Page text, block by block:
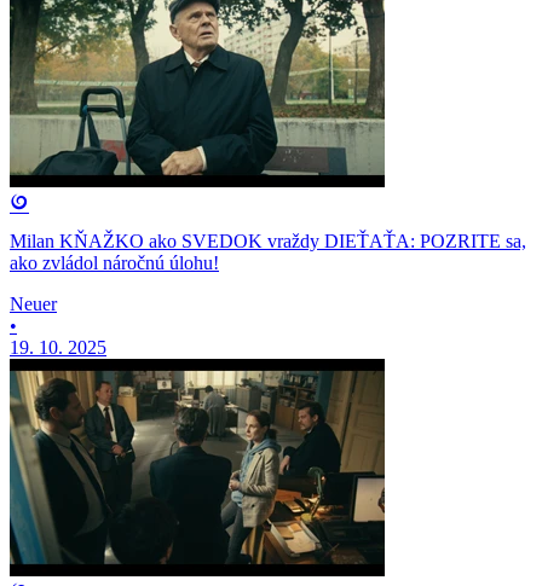
Milan KŇAŽKO ako SVEDOK vraždy DIEŤAŤA: POZRITE sa,
ako zvládol náročnú úlohu!
Neuer
•
19. 10. 2025